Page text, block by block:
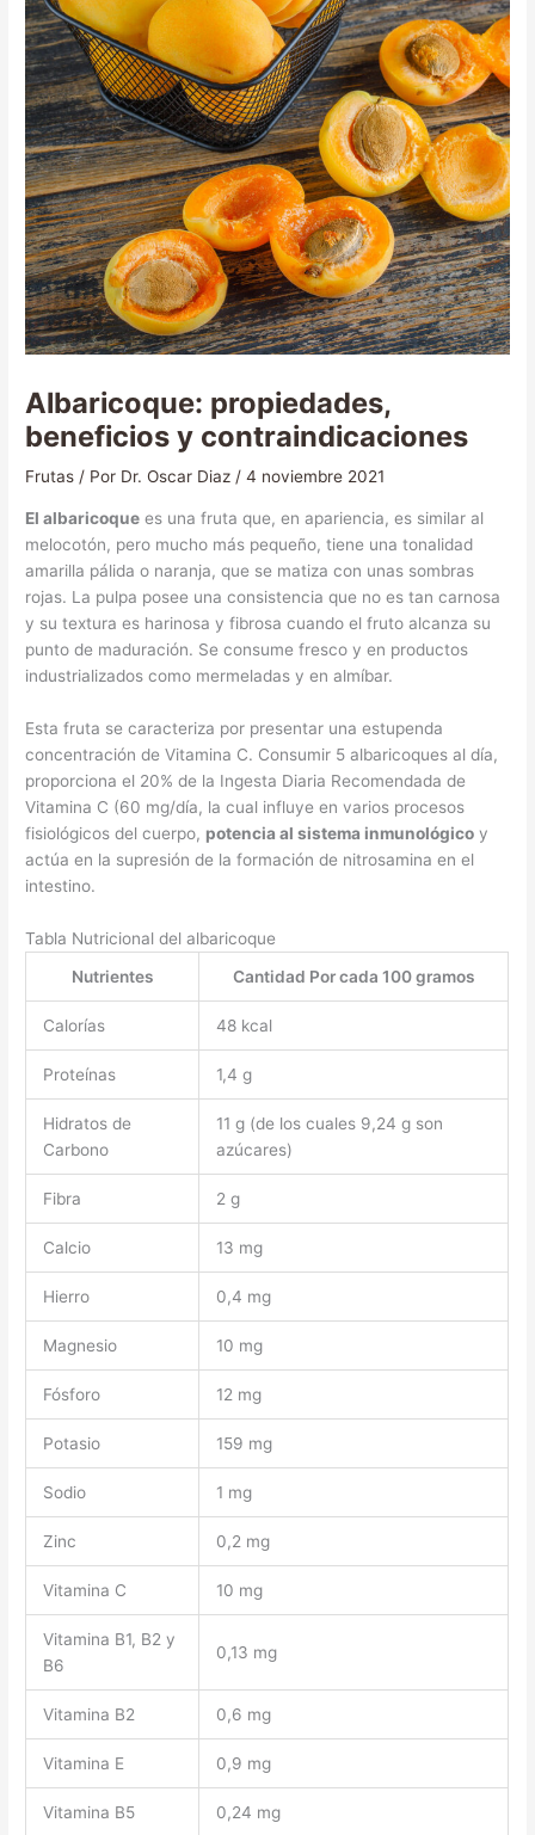
Albaricoque: propiedades,
beneficios y contraindicaciones
Frutas / Por Dr. Oscar Diaz/4 noviembre 2021
El albaricoque es una fruta que, en apariencia, es similar al
melocotón, pero mucho más pequeño, tiene una tonalidad
amarilla pálida o naranja, que se matiza con unas sombras
rojas. La pulpa posee una consistencia que no es tan carnosa
y su textura es harinosa y fibrosa cuando el fruto alcanza su
punto de maduración. Se consume fresco y en productos
industrializados como mermeladas y en almíbar.
Esta fruta se caracteriza por presentar una estupenda
concentración de Vitamina C. Consumir 5 albaricoques al día,
proporciona el 20% de la Ingesta Diaria Recomendada de
Vitamina C (60 mg/día, la cual influye en varios procesos
fisiológicos del cuerpo, potencia al sistema inmunológico y
actúa en la supresión de la formación de nitrosamina en el
intestino.
Tabla Nutricional del albaricoque
Nutrientes
Cantidad Por cada 100 gramos
Calorías 48 kcal
Proteínas 1,4 g
Hidratos de
Carbono
11 g (de los cuales 9,24 g son
azúcares)
Fibra 2 g
Calcio 13 mg
Hierro 0,4 mg
Magnesio 10 mg
Fósforo 12 mg
Potasio 159 mg
Sodio 1 mg
Zinc 0,2 mg
Vitamina C 10 mg
Vitamina B1, B2 y
B6
0,13 mg
Vitamina B2 0,6 mg
Vitamina E 0,9 mg
Vitamina B5 0,24 mg